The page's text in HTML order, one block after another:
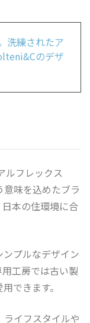
洗練されたア
のデザ
ルフレックス
味を込めたブラ
本の住環境に合
プルなデザイン
工房では古い製
できます。
イフスタイルや